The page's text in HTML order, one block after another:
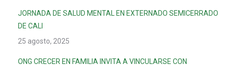
JORNADA DE SALUD MENTAL EN EXTERNADO SEMICERRADO
DE CALI
25 agosto, 2025
ONG CRECER EN FAMILIA INVITA A VINCULARSE CON